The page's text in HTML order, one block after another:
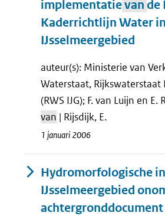
implementatievan de
Kaderrichtlijn Water
IJsselmeergebied
auteur(s): Ministerie van
Waterstaat, Rijkswaterstaat
(RWS IJG); F. van Luijn en E.
van | Rijsdijk, E.
1 januari 2006
Hydromorfologische
IJsselmeergebied
achtergronddocument